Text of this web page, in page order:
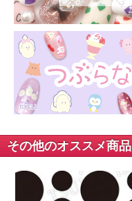
その他のオススメ商品